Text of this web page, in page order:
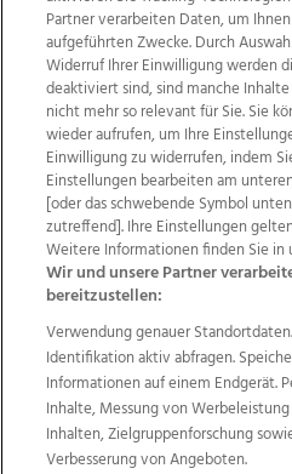
Mausefalle Samstag, 3.8,
41
Bilder
Partner verarbeiten Daten, um
aufgeführten Zwecke. Durch
Widerruf Ihrer Einwilligung werden
deaktiviert sind, sind manche
nicht mehr so relevant für Sie. Sie
wieder aufrufen, um Ihre
Einwilligung zu widerrufen, indem
Einstellungen bearbeiten am
[oder das schwebende Symbol
zutreffend]. Ihre Einstellungen
Weitere Informationen finden Sie in
Wir und unsere Partner
bereitzustellen:
Verwendung genauer
Identifikation aktiv abfragen.
Informationen auf einem Endgerät.
Inhalte, Messung von
Inhalten, Zielgruppenforschung
Verbesserung von Angeboten.